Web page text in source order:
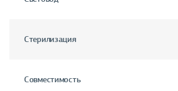
Стерилизация
Совместимость